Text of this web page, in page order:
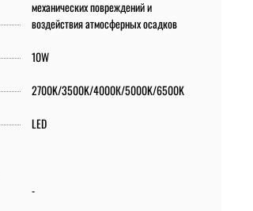
механических повреждений и
воздействия атмосферных осадков
10W
2700K/3500K/4000К/5000K/6500K
LED
-